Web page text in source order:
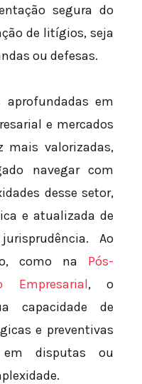
segura do
de litígios, seja
ou defesas.
aprofundadas em
e mercados
mais valorizadas,
navegar com
desse setor,
e atualizada de
Ao
como na Pós-
Empresarial, o
capacidade de
e preventivas
disputas ou